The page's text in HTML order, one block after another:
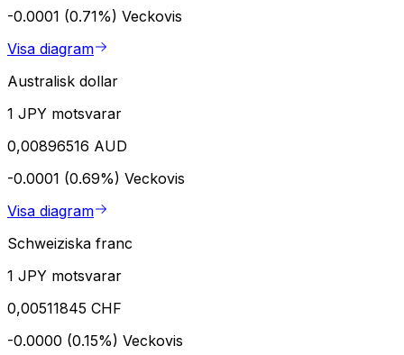
-0.0001 (0.71%) Veckovis
Visa diagram
Australisk dollar
1 JPY motsvarar
0,00896516 AUD
-0.0001 (0.69%) Veckovis
Visa diagram
Schweiziska franc
1 JPY motsvarar
0,00511845 CHF
-0.0000 (0.15%) Veckovis